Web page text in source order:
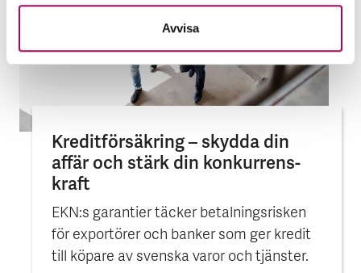
Avvisa
Kreditförsäkring – skydda din
affär och stärk din konkurrens­
kraft
EKN:s garantier täcker betalningsrisken
för exportörer och banker som ger kredit
till köpare av svenska varor och tjänster.